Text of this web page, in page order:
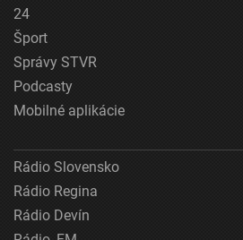
24
Šport
Správy STVR
Podcasty
Mobilné aplikácie
Rádio Slovensko
Rádio Regina
Rádio Devín